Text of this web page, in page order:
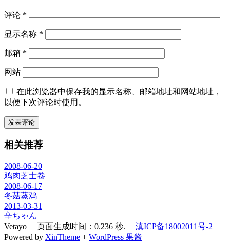
评论 *
显示名称 *
邮箱 *
网站
在此浏览器中保存我的显示名称、邮箱地址和网站地址，
以便下次评论时使用。
相关推荐
2008-06-20
鸡肉芝士卷
2008-06-17
冬菇蒸鸡
2013-03-31
辛ちゃん
Vetayo 页面生成时间：0.236 秒. 滇ICP备18002011号-2
Powered by XinTheme + WordPress 果酱